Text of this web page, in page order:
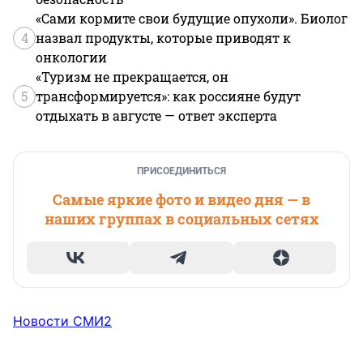
4
«Сами кормите свои будущие опухоли». Биолог
назвал продукты, которые приводят к
онкологии
5
«Туризм не прекращается, он
трансформируется»: как россияне будут
отдыхать в августе — ответ эксперта
ПРИСОЕДИНИТЬСЯ
Самые яркие фото и видео дня — в
наших группах в социальных сетях
Новости СМИ2